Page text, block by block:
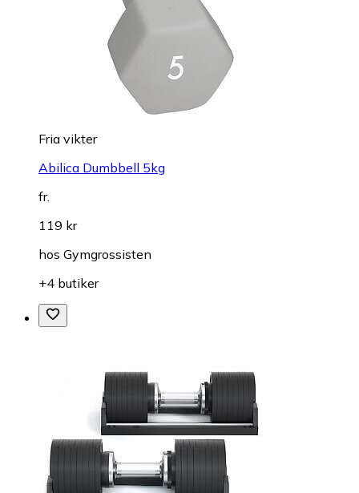
Fria vikter
Abilica Dumbbell 5kg
fr.
119 kr
hos Gymgrossisten
+4 butiker